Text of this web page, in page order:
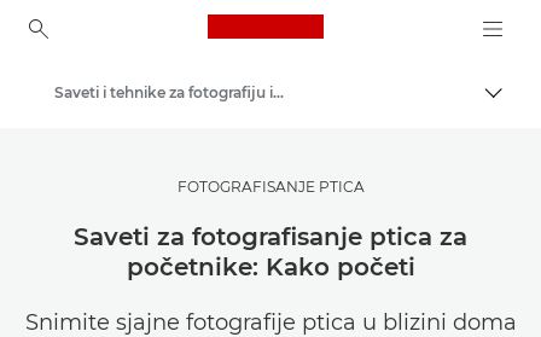
Canon Logo, back to
Pronađite inspiraciju | Saveti za fotografisanje / štampanje i vodiči za kupce
Saveti i tehnike za fotografiju i štampanje
FOTOGRAFISANJE PTICA
Saveti za fotografisanje ptica za
početnike: Kako početi
Snimite sjajne fotografije ptica u blizini doma